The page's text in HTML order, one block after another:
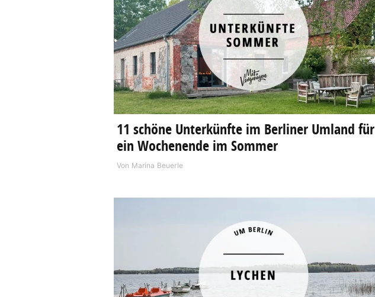
11 schöne Unterkünfte im Berliner Umland für
ein Wochenende im Sommer
Von Marina Beuerle